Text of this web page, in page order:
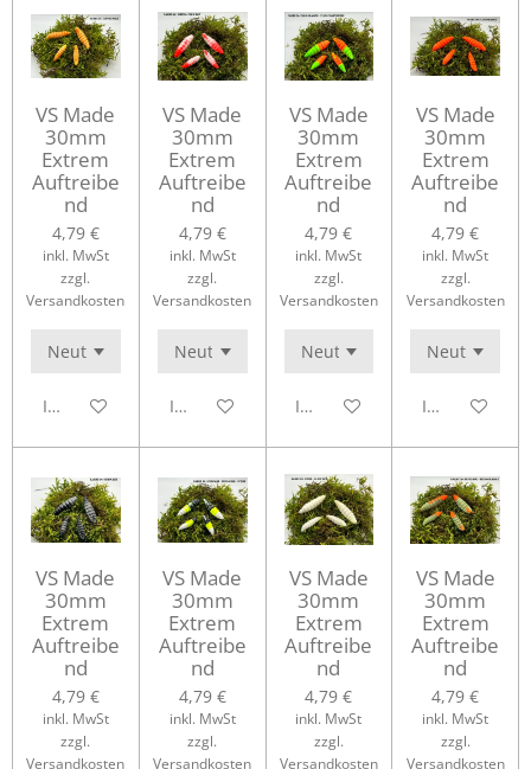
VS Made
30mm
Extrem
Auftreibe
nd
4,79 €
inkl. MwSt
zzgl.
Versandkosten
In den Warenkorb
VS Made
30mm
Extrem
Auftreibe
nd
4,79 €
inkl. MwSt
zzgl.
Versandkosten
In den Warenkorb
VS Made
30mm
Extrem
Auftreibe
nd
4,79 €
inkl. MwSt
zzgl.
Versandkosten
In den Warenkorb
VS Made
30mm
Extrem
Auftreibe
nd
4,79 €
inkl. MwSt
zzgl.
Versandkosten
In den
VS Made
30mm
Extrem
Auftreibe
nd
4,79 €
inkl. MwSt
zzgl.
Versandkosten
VS Made
30mm
Extrem
Auftreibe
nd
4,79 €
inkl. MwSt
zzgl.
Versandkosten
VS Made
30mm
Extrem
Auftreibe
nd
4,79 €
inkl. MwSt
zzgl.
Versandkosten
VS Made
30mm
Extrem
Auftreibe
nd
4,79 €
inkl. MwSt
zzgl.
Versandkosten